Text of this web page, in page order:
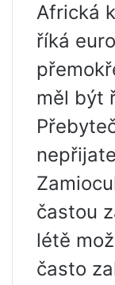
Africká
říká
měl být
častou
létě
často